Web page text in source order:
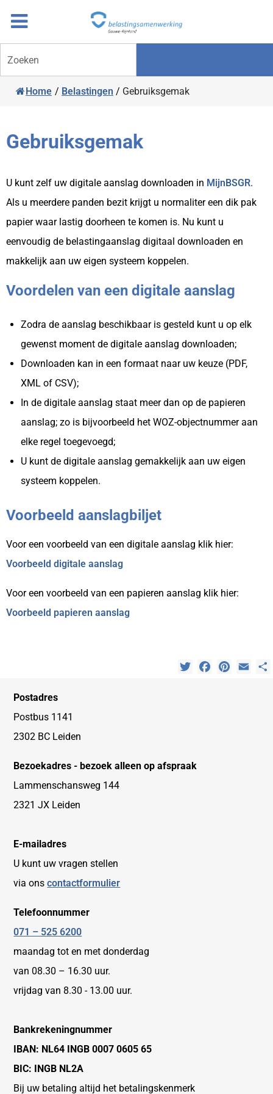
naar
inhoud
door
naar
navigatie
Zoeken
Home / Belastingen / Gebruiksgemak
Gebruiksgemak
U kunt zelf uw digitale aanslag downloaden in MijnBSGR.
Als u meerdere panden bezit krijgt u normaliter een dik pak
papier waar lastig doorheen te komen is. Nu kunt u
eenvoudig de belastingaanslag digitaal downloaden en
makkelijk aan uw eigen systeem koppelen.
Voordelen van een digitale aanslag
Zodra de aanslag beschikbaar is gesteld kunt u op elk
gewenst moment de digitale aanslag downloaden;
Downloaden kan in een formaat naar uw keuze (PDF,
XML of CSV);
In de digitale aanslag staat meer dan op de papieren
aanslag; zo is bijvoorbeeld het WOZ-objectnummer aan
elke regel toegevoegd;
U kunt de digitale aanslag gemakkelijk aan uw eigen
systeem koppelen.
Voorbeeld aanslagbiljet
Voor een voorbeeld van een digitale aanslag klik hier:
Voorbeeld digitale aanslag
Voor een voorbeeld van een papieren aanslag klik hier:
Voorbeeld papieren aanslag
TwitterFacebookPinterest
Postadres
Postbus 1141
2302 BC Leiden
Bezoekadres - bezoek alleen op afspraak
Lammenschansweg 144
2321 JX Leiden
E-mailadres
U kunt uw vragen stellen
via onscontactformulier
Telefoonnummer
071 – 525 6200
maandag tot en met donderdag
van 08.30 – 16.30 uur.
vrijdag van 8.30 - 13.00 uur.
Bankrekeningnummer
IBAN: NL64 INGB 0007 0605 65
BIC: INGB NL2A
Bij uw betaling altijd het betalingskenmerk